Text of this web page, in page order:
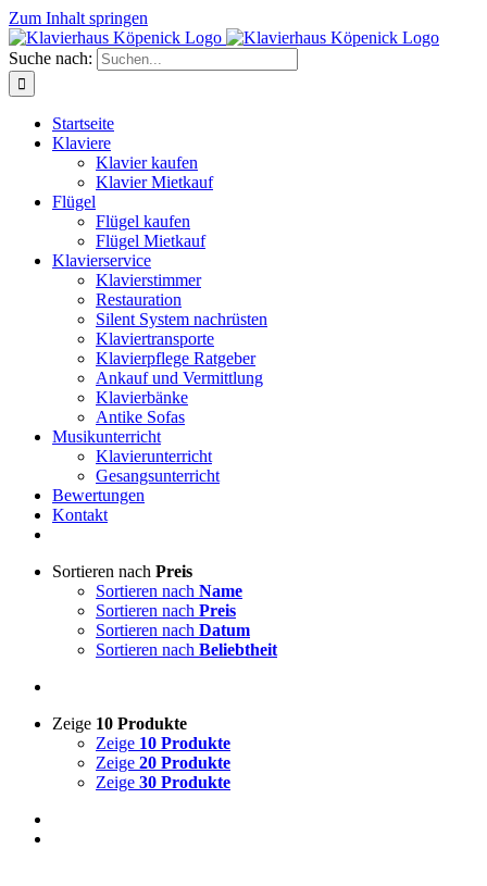
Zum Inhalt springen
Suche nach:
Startseite
Klaviere
Klavier kaufen
Klavier Mietkauf
Flügel
Flügel kaufen
Flügel Mietkauf
Klavierservice
Klavierstimmer
Restauration
Silent System nachrüsten
Klaviertransporte
Klavierpflege Ratgeber
Ankauf und Vermittlung
Klavierbänke
Antike Sofas
Musikunterricht
Klavierunterricht
Gesangsunterricht
Bewertungen
Kontakt
Sortieren nach Preis
Sortieren nach Name
Sortieren nach Preis
Sortieren nach Datum
Sortieren nach Beliebtheit
Zeige 10 Produkte
Zeige 10 Produkte
Zeige 20 Produkte
Zeige 30 Produkte